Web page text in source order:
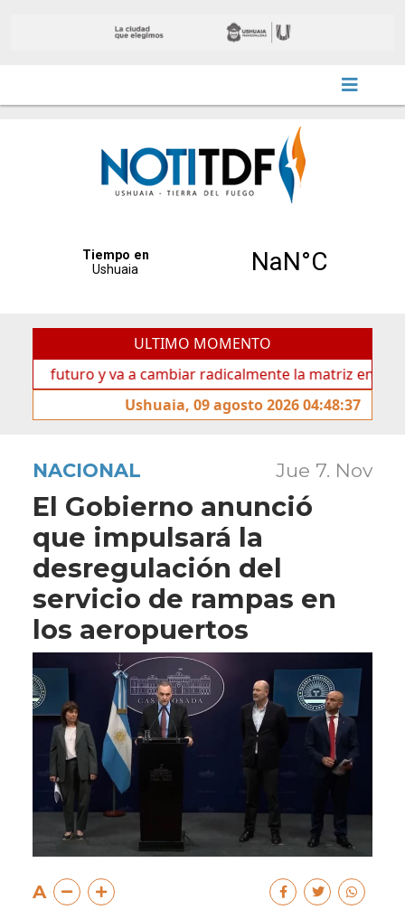
ULTIMO MOMENTO
y va a cambiar radicalmente la matriz energética de
Ushuaia, 09 agosto 2026 04:48:37
NACIONAL Jue 7. Nov
El Gobierno anunció
que impulsará la
desregulación del
servicio de rampas en
los aeropuertos
A